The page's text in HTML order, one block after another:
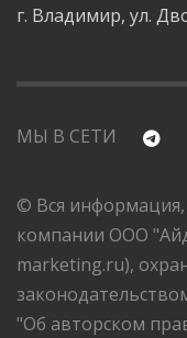
г. Владимир, ул.
МЫ В СЕТИ
© Вся
компании ООО
marketing.ru),
"Об авторском